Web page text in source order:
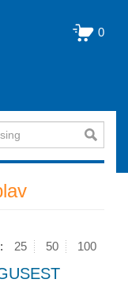
0
25 50 100